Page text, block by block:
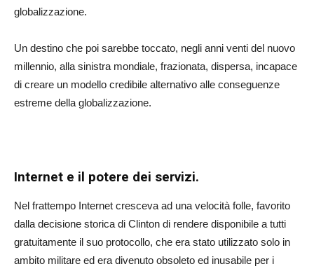
globalizzazione.
Un destino che poi sarebbe toccato, negli anni venti del nuovo
millennio, alla sinistra mondiale, frazionata, dispersa, incapace
di creare un modello credibile alternativo alle conseguenze
estreme della globalizzazione.
Internet e il potere dei servizi.
Nel frattempo Internet cresceva ad una velocità folle, favorito
dalla decisione storica di Clinton di rendere disponibile a tutti
gratuitamente il suo protocollo, che era stato utilizzato solo in
ambito militare ed era divenuto obsoleto ed inusabile per i